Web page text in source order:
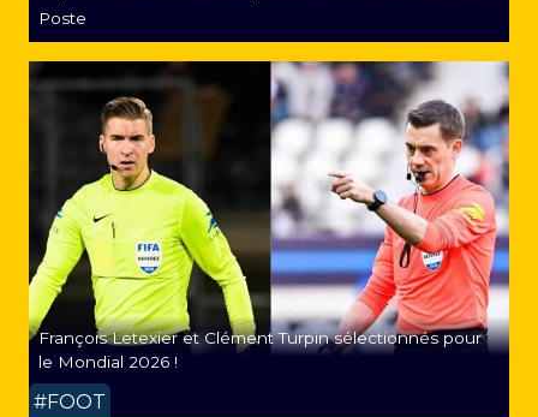
Poste
François Letexier et Clément Turpin sélectionnés pour
le Mondial 2026 !
#FOOT